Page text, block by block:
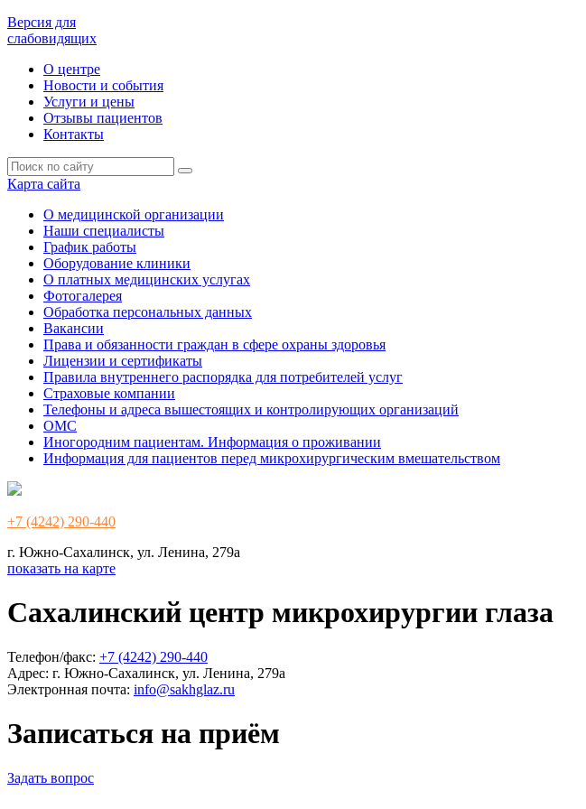
Версия для
слабовидящих
О центре
Новости и события
Услуги и цены
Отзывы пациентов
Контакты
Карта сайта
О медицинской организации
Наши специалисты
График работы
Оборудование клиники
О платных медицинских услугах
Фотогалерея
Обработка персональных данных
Вакансии
Права и обязанности граждан в сфере охраны здоровья
Лицензии и сертификаты
Правила внутреннего распорядка для потребителей услуг
Страховые компании
Телефоны и адреса вышестоящих и контролирующих организаций
ОМС
Иногородним пациентам. Информация о проживании
Информация для пациентов перед микрохирургическим вмешательством
+7 (4242) 290-440
г. Южно-Сахалинск, ул. Ленина, 279а
показать на карте
Сахалинский центр микрохирургии глаза
Телефон/факс: +7 (4242) 290-440
Адрес: г. Южно-Сахалинск, ул. Ленина, 279а
Электронная почта: info@sakhglaz.ru
Записаться на приём
Задать вопрос